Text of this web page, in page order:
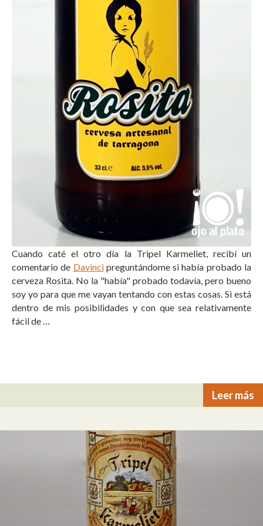
Cuando caté el otro día la Tripel Karmeliet, recibí un
comentario de Davincipreguntándome si había probado la
cerveza Rosita. No la "había" probado todavía, pero bueno
soy yo para que me vayan tentando con estas cosas. Si está
dentro de mis posibilidades y con que sea relativamente
fácil de …
Leer más